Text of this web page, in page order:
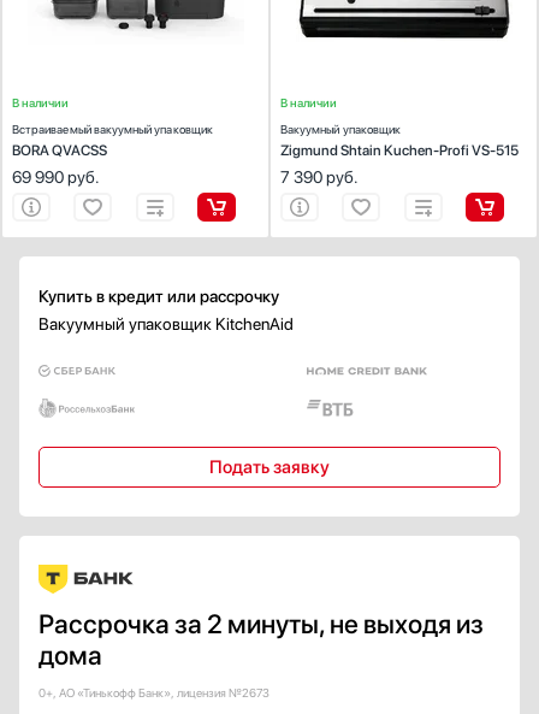
В наличии
Встраиваемый вакуумный упаковщик
BORA QVACSS
69 990руб.
В наличии
Вакуумный упаковщик
Zigmund Shtain Kuchen-Profi VS-515
7 390руб.
Купить в кредит или рассрочку
Вакуумный упаковщик KitchenAid
Подать заявку
Рассрочка за 2 минуты, не выходя из
дома
0+, АО «Тинькофф Банк», лицензия №2673